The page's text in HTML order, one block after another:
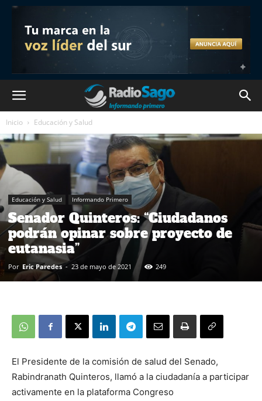
Inicio Educación y Salud
Educación y Salud Informando Primero
Senador Quinteros: “Ciudadanos
podrán opinar sobre proyecto de
eutanasia”
Por Eric Paredes - 23 de mayo de 2021 249
El Presidente de la comisión de salud del Senado,
Rabindranath Quinteros, llamó a la ciudadanía a participar
activamente en la plataforma Congreso